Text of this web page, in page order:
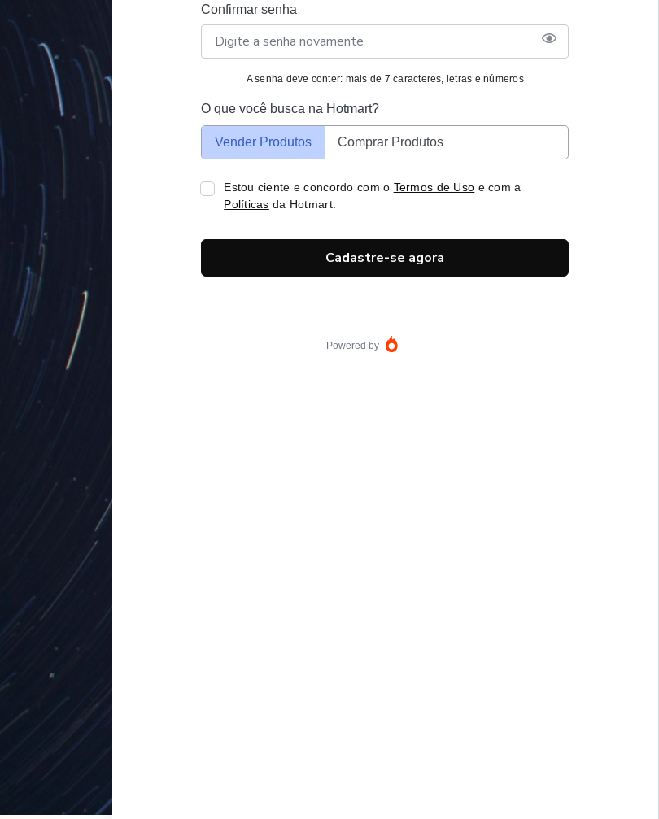
Confirmar senha
A senha deve conter: mais de 7 caracteres, letras e números
O que você busca na Hotmart?
Vender Produtos Comprar Produtos
Estou ciente e concordo com o Termos de Uso e com a
Políticas da Hotmart.
Cadastre-se agora
Powered by